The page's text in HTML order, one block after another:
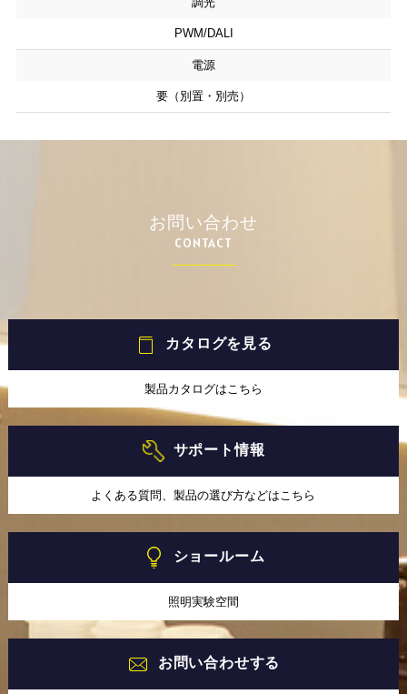
PWM/DALI
電源
要（別置・別売）
お問い合わせ
CONTACT
カタログを見る
製品カタログはこちら
サポート情報
よくある質問、製品の選び方などはこちら
ショールーム
照明実験空間
お問い合わせする